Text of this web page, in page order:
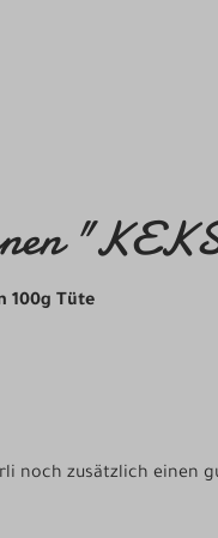
100g Tüte
noch zusätzlich einen